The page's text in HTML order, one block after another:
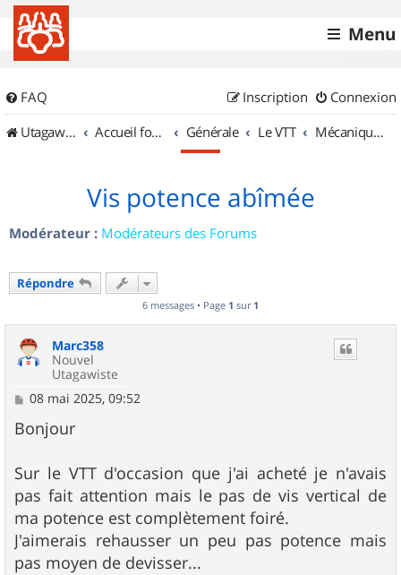
Menu
FAQ Connexion
Inscription
UtagawaVTT (Randos VTT et VTTAE avec traces GPS)
Accueil forum Générale Le VTT Mécanique et Entretiens
Vis potence abîmée
Modérateur : Modérateurs des Forums
Répondre
6 messages • Page 1 sur 1
Marc358
Nouvel
Utagawiste
M
s
s
g
e
08 mai 2025, 09:52
Bonjour
Sur le VTT d'occasion que j'ai acheté je n'avais
pas fait attention mais le pas de vis vertical de
ma potence est complètement foiré.
J'aimerais rehausser un peu pas potence mais
pas moyen de devisser...